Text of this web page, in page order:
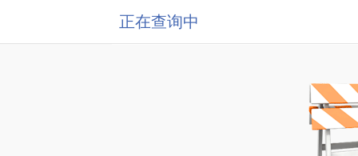
正在查询中